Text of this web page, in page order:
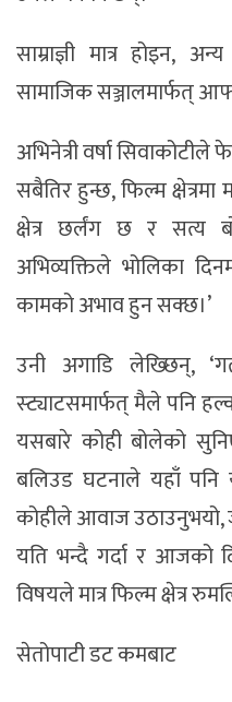
साम्राज्ञी मात्र होइन,
सामाजिक सञ्जालमार्फत्
अभिनेत्री वर्षा
सबैतिर हुन्छ, फिल्म क्षेत्रमा
क्षेत्र छर्लंग छ र सत्य
अभिव्यक्तिले भोलिका
कामको अभाव हुन सक्छ।’
उनी अगाडि लेख्छिन्,
स्ट्याटसमार्फत् मैले पनि
यसबारे कोही बोलेको
बलिउड घटनाले यहाँ पनि
कोहीले आवाज
यति भन्दै गर्दा र आजको
विषयले मात्र फिल्म क्षेत्र
सेतोपाटी डट कमबाट